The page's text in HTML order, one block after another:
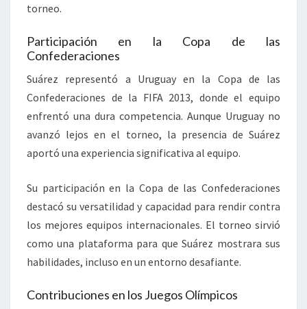
torneo.
Participación en la Copa de las
Confederaciones
Suárez representó a Uruguay en la Copa de las
Confederaciones de la FIFA 2013, donde el equipo
enfrentó una dura competencia. Aunque Uruguay no
avanzó lejos en el torneo, la presencia de Suárez
aportó una experiencia significativa al equipo.
Su participación en la Copa de las Confederaciones
destacó su versatilidad y capacidad para rendir contra
los mejores equipos internacionales. El torneo sirvió
como una plataforma para que Suárez mostrara sus
habilidades, incluso en un entorno desafiante.
Contribuciones en los Juegos Olímpicos